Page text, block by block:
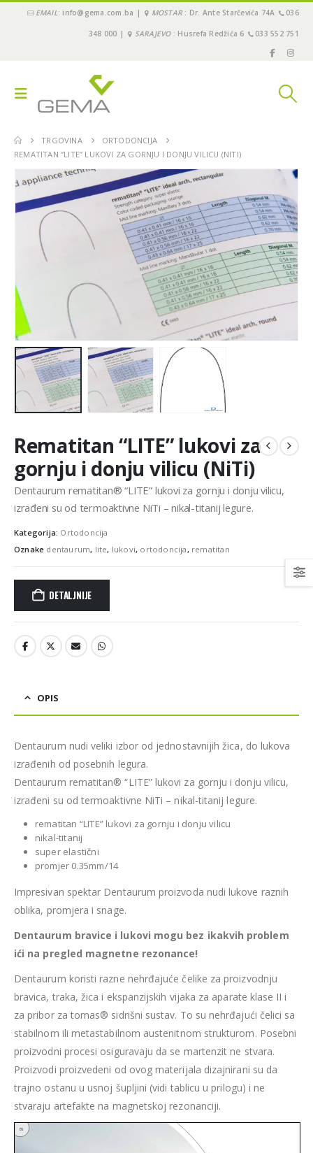
EMAIL: info@gema.com.ba | MOSTAR : Dr. Ante Starčevića 74A 036
348 000 | SARAJEVO: Husrefa Redžića 6 033 552 751
TRGOVINA
ORTODONCIJA
REMATITAN “LITE” LUKOVI ZA GORNJU I DONJU VILICU (NITI)
Rematitan “LITE” lukovi za
gornju i donju vilicu (NiTi)
Dentaurum rematitan® “LITE” lukovi za gornju i donju vilicu,
izrađeni su od termoaktivne NiTi – nikal-titanij legure.
Kategorija: Ortodoncija
Oznake dentaurum, lite, lukovi, ortodoncija, rematitan
DETALJNIJE
OPIS
Dentaurum nudi veliki izbor od jednostavnijih žica, do lukova
izrađenih od posebnih legura.
Dentaurum rematitan® “LITE” lukovi za gornju i donju vilicu,
izrađeni su od termoaktivne NiTi – nikal-titanij legure.
rematitan “LITE” lukovi za gornju i donju vilicu
nikal-titanij
super elastični
promjer 0.35mm/14
Impresivan spektar Dentaurum proizvoda nudi lukove raznih
oblika, promjera i snage.
Dentaurum bravice i lukovi mogu bez ikakvih problem
ići na pregled magnetne rezonance!
Dentaurum koristi razne nehrđajuće čelike za proizvodnju
bravica, traka, žica i ekspanzijskih vijaka za aparate klase II i
za pribor za tomas® sidrišni sustav. To su nehrđajući čelici sa
stabilnom ili metastabilnom austenitnom strukturom. Posebni
proizvodni procesi osiguravaju da se martenzit ne stvara.
Proizvodi proizvedeni od ovog materijala dizajnirani su da
trajno ostanu u usnoj šupljini (vidi tablicu u prilogu) i ne
stvaraju artefakte na magnetskoj rezonanciji.